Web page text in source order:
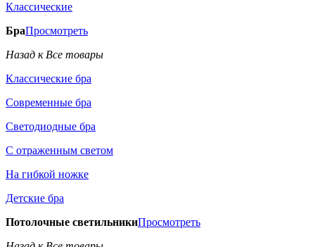
Классические
БраПросмотреть
Назад к Все товары
Классические бра
Современные бра
Светодиодные бра
С отраженным светом
На гибкой ножке
Детские бра
Потолочные светильникиПросмотреть